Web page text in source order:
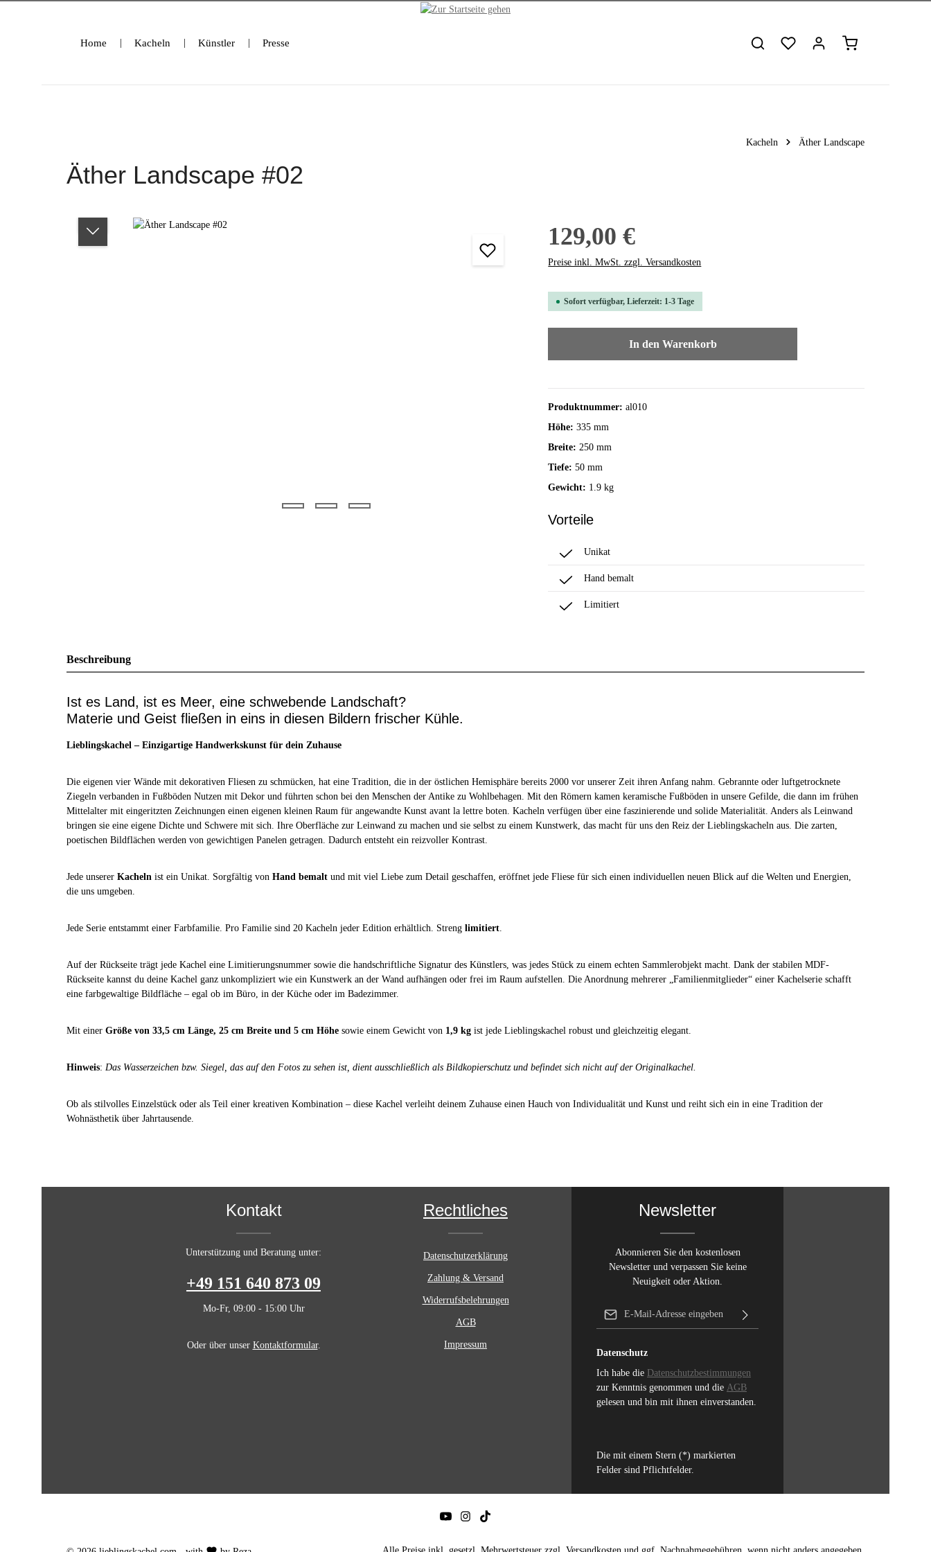
Home Kacheln Künstler Presse
Warenkorb enthält
Kacheln Äther Landscape
Äther Landscape #02
Bildergalerie überspringen 129,00 €
Preise inkl. MwSt. zzgl. Versandkosten
Sofort verfügbar, Lieferzeit: 1-3 Tage
In den Warenkorb
Produktnummer:al010
Höhe:335 mm
Breite:250 mm
Tiefe:50 mm
Gewicht: 1.9 kg
Vorteile
Unikat
Hand bemalt
Limitiert
Beschreibung
Ist es Land, ist es Meer, eine schwebende Landschaft?
Materie und Geist fließen in eins in diesen Bildern frischer Kühle.
Lieblingskachel – Einzigartige Handwerkskunst für dein Zuhause
Die eigenen vier Wände mit dekorativen Fliesen zu schmücken, hat eine Tradition, die in der östlichen Hemisphäre bereits 2000 vor unserer Zeit ihren Anfang nahm. Gebrannte oder luftgetrocknete
Ziegeln verbanden in Fußböden Nutzen mit Dekor und führten schon bei den Menschen der Antike zu Wohlbehagen. Mit den Römern kamen keramische Fußböden in unsere Gefilde, die dann im frühen
Mittelalter mit eingeritzten Zeichnungen einen eigenen kleinen Raum für angewandte Kunst avant la lettre boten. Kacheln verfügen über eine faszinierende und solide Materialität. Anders als Leinwand
bringen sie eine eigene Dichte und Schwere mit sich. Ihre Oberfläche zur Leinwand zu machen und sie selbst zu einem Kunstwerk, das macht für uns den Reiz der Lieblingskacheln aus. Die zarten,
poetischen Bildflächen werden von gewichtigen Panelen getragen. Dadurch entsteht ein reizvoller Kontrast.
Jede unserer Kacheln ist ein Unikat. Sorgfältig von Hand bemalt und mit viel Liebe zum Detail geschaffen, eröffnet jede Fliese für sich einen individuellen neuen Blick auf die Welten und Energien,
die uns umgeben.
Jede Serie entstammt einer Farbfamilie. Pro Familie sind 20 Kacheln jeder Edition erhältlich. Streng limitiert.
Auf der Rückseite trägt jede Kachel eine Limitierungsnummer sowie die handschriftliche Signatur des Künstlers, was jedes Stück zu einem echten Sammlerobjekt macht. Dank der stabilen MDF-
Rückseite kannst du deine Kachel ganz unkompliziert wie ein Kunstwerk an der Wand aufhängen oder frei im Raum aufstellen. Die Anordnung mehrerer „Familienmitglieder“ einer Kachelserie schafft
eine farbgewaltige Bildfläche – egal ob im Büro, in der Küche oder im Badezimmer.
Mit einer Größe von 33,5 cm Länge, 25 cm Breite und 5 cm Höhe sowie einem Gewicht von 1,9 kg ist jede Lieblingskachel robust und gleichzeitig elegant.
Hinweis: Das Wasserzeichen bzw. Siegel, das auf den Fotos zu sehen ist, dient ausschließlich als Bildkopierschutz und befindet sich nicht auf der Originalkachel.
Ob als stilvolles Einzelstück oder als Teil einer kreativen Kombination – diese Kachel verleiht deinem Zuhause einen Hauch von Individualität und Kunst und reiht sich ein in eine Tradition der
Wohnästhetik über Jahrtausende.
Kontakt
Unterstützung und Beratung unter:
+49 151 640 873 09
Mo-Fr, 09:00 - 15:00 Uhr
Oder über unser Kontaktformular.
Rechtliches
Datenschutzerklärung
Zahlung & Versand
Widerrufsbelehrungen
AGB
Impressum
Newsletter
Abonnieren Sie den kostenlosen
Newsletter und verpassen Sie keine
Neuigkeit oder Aktion.
Datenschutz
Ich habe die Datenschutzbestimmungen
zur Kenntnis genommen und die AGB
gelesen und bin mit ihnen einverstanden.
Die mit einem Stern (*) markierten
Felder sind Pflichtfelder.